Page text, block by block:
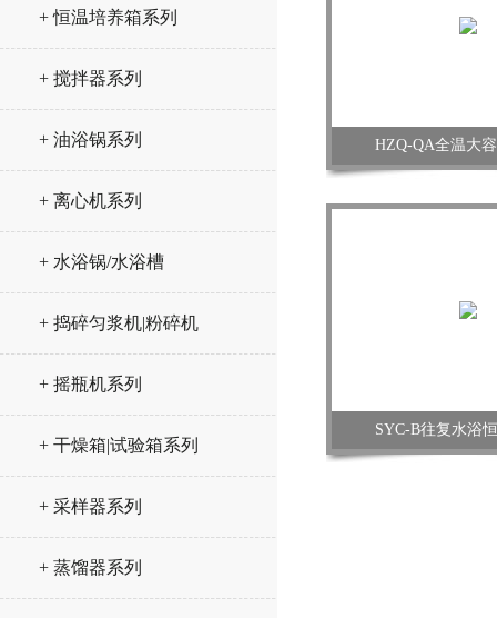
+ 恒温培养箱系列
+ 搅拌器系列
+ 油浴锅系列
+ 离心机系列
+ 水浴锅/水浴槽
+ 捣碎匀浆机|粉碎机
+ 摇瓶机系列
+ 干燥箱|试验箱系列
+ 采样器系列
+ 蒸馏器系列
HZQ-QA全温大
SYC-B往复水浴